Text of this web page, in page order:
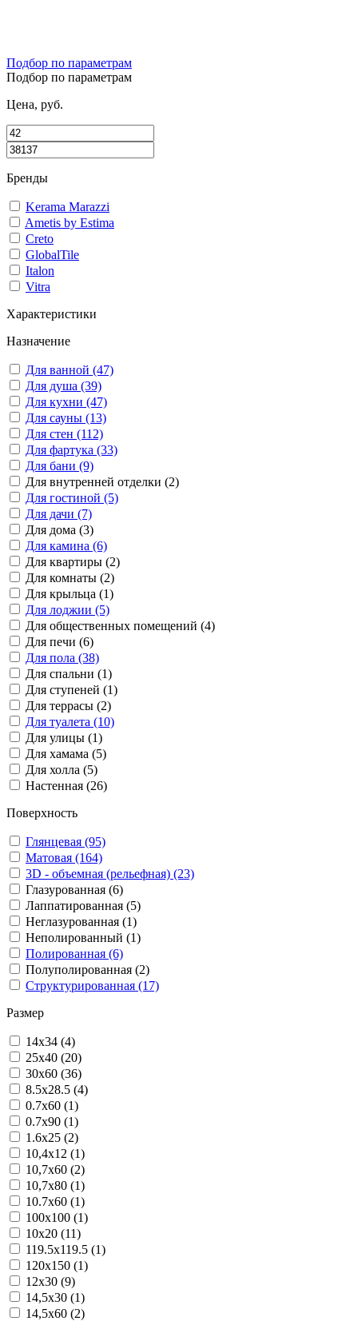
Подбор по параметрам
Подбор по параметрам
Цена, руб.
Бренды
Kerama Marazzi
Ametis by Estima
Creto
GlobalTile
Italon
Vitra
Характеристики
Назначение
Для ванной (47)
Для душа (39)
Для кухни (47)
Для сауны (13)
Для стен (112)
Для фартука (33)
Для бани (9)
Для внутренней отделки (2)
Для гостиной (5)
Для дачи (7)
Для дома (3)
Для камина (6)
Для квартиры (2)
Для комнаты (2)
Для крыльца (1)
Для лоджии (5)
Для общественных помещений (4)
Для печи (6)
Для пола (38)
Для спальни (1)
Для ступеней (1)
Для террасы (2)
Для туалета (10)
Для улицы (1)
Для хамама (5)
Для холла (5)
Настенная (26)
Поверхность
Глянцевая (95)
Матовая (164)
3D - объемная (рельефная) (23)
Глазурованная (6)
Лаппатированная (5)
Неглазурованная (1)
Неполированный (1)
Полированная (6)
Полуполированная (2)
Структурированная (17)
Размер
14x34 (4)
25x40 (20)
30x60 (36)
8.5x28.5 (4)
0.7x60 (1)
0.7x90 (1)
1.6x25 (2)
10,4x12 (1)
10,7x60 (2)
10,7x80 (1)
10.7x60 (1)
100x100 (1)
10x20 (11)
119.5x119.5 (1)
120x150 (1)
12x30 (9)
14,5x30 (1)
14,5x60 (2)